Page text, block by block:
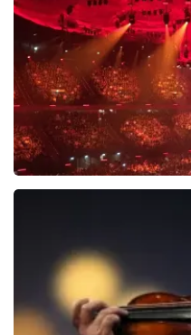
BEKIJKEN
BESTEL NU